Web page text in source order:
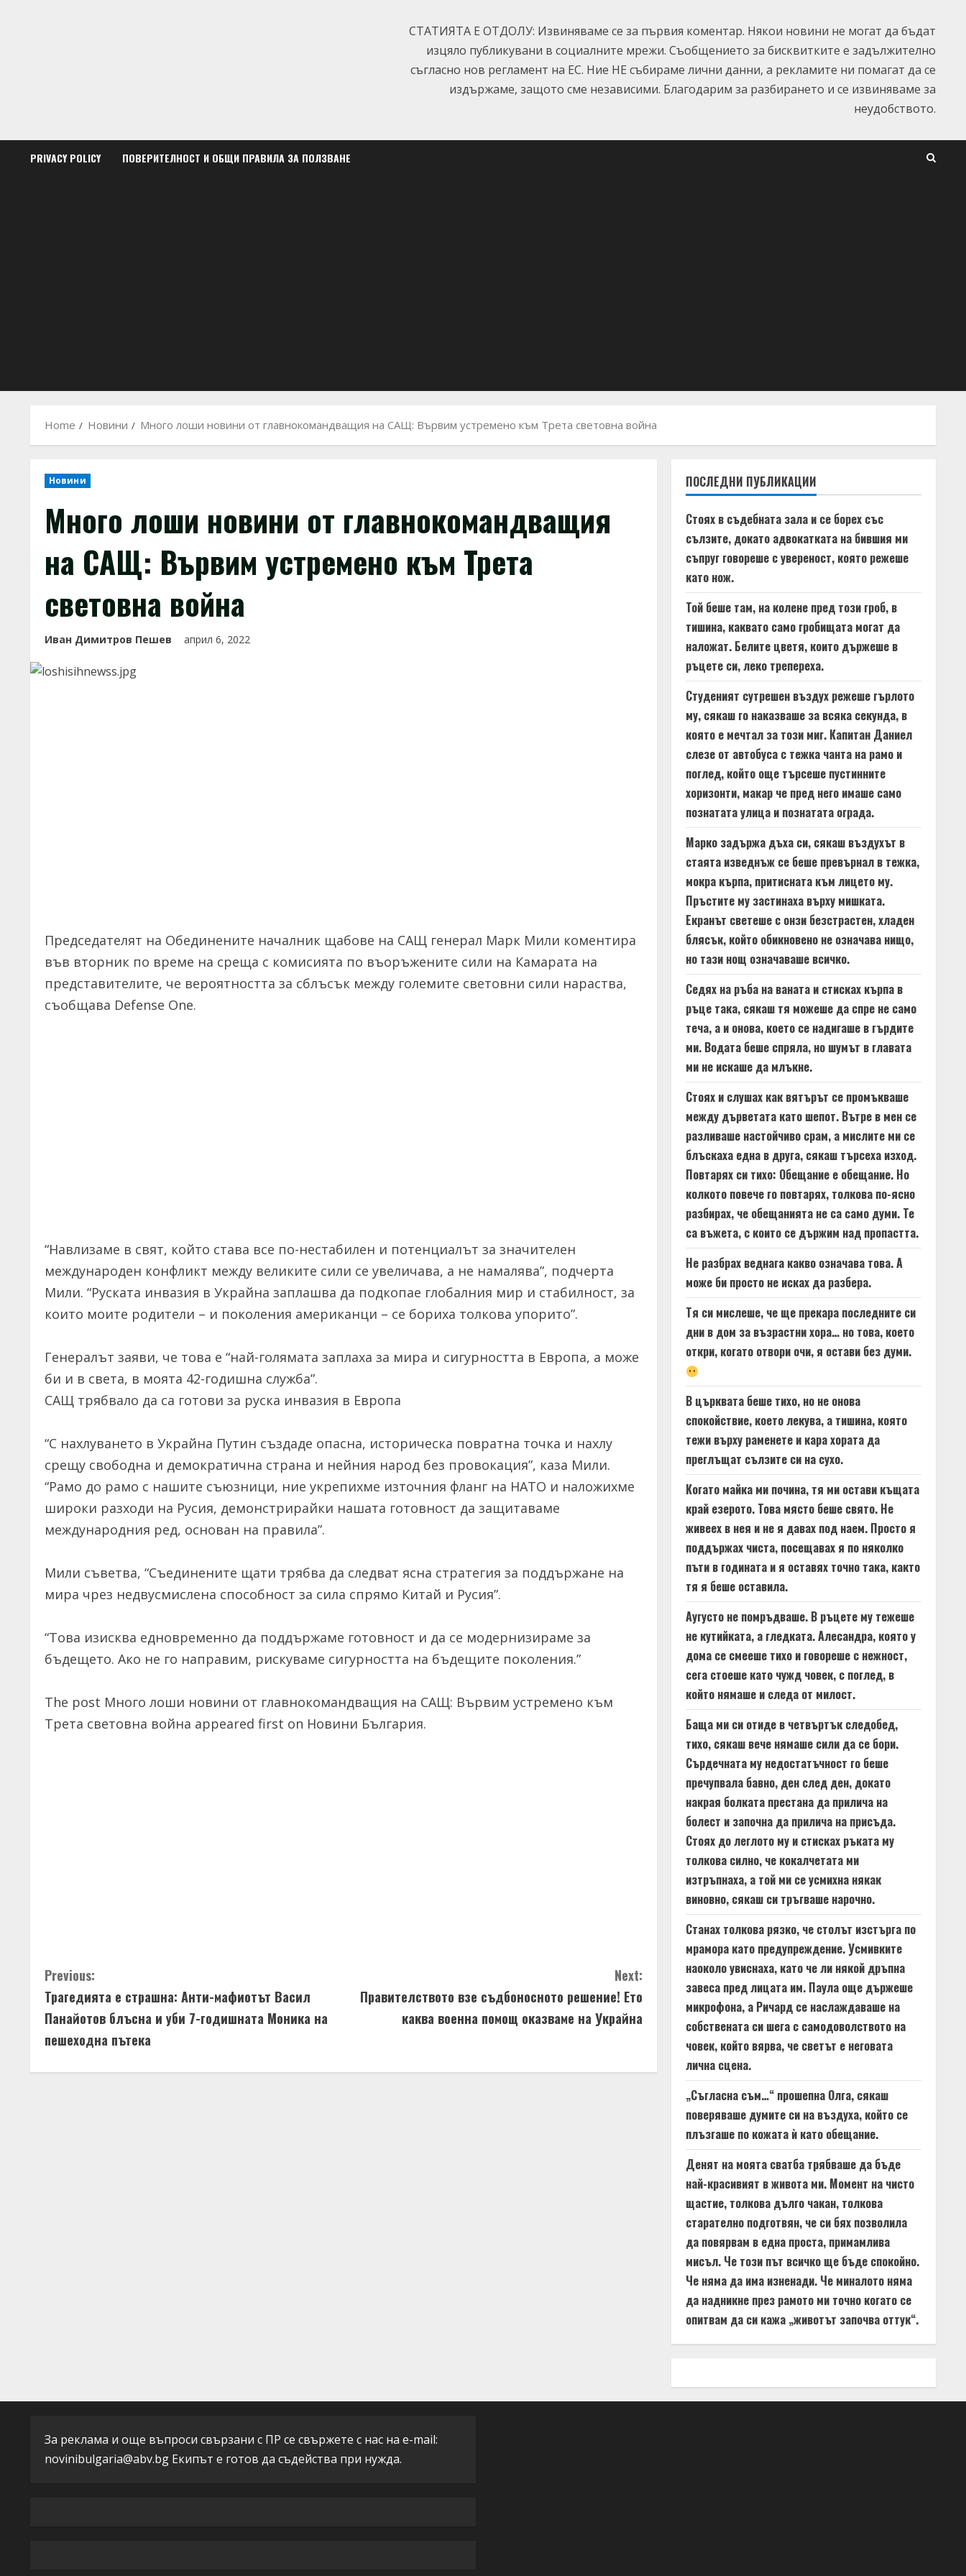
СТАТИЯТА Е ОТДОЛУ: Извиняваме се за първия коментар. Някои новини не могат да бъдат
изцяло публикувани в социалните мрежи. Съобщението за бисквитките е задължително
съгласно нов регламент на ЕС. Ние НЕ събираме лични данни, а рекламите ни помагат да се
издържаме, защото сме независими. Благодарим за разбирането и се извиняваме за
неудобството.
PRIVACY POLICY ПОВЕРИТЕЛНОСТ И ОБЩИ ПРАВИЛА ЗА ПОЛЗВАНЕ
Home Новини Много лоши новини от главнокомандващия на САЩ: Вървим устремено към Трета световна война
Новини
Много лоши новини от главнокомандващия
на САЩ: Вървим устремено към Трета
световна война
Иван Димитров Пешев април 6, 2022
Председателят на Обединените началник щабове на САЩ генерал Марк Мили коментира
във вторник по време на среща с комисията по въоръжените сили на Камарата на
представителите, че вероятността за сблъсък между големите световни сили нараства,
съобщава Defense One.
“Навлизаме в свят, който става все по-нестабилен и потенциалът за значителен
международен конфликт между великите сили се увеличава, а не намалява”, подчерта
Мили. “Руската инвазия в Украйна заплашва да подкопае глобалния мир и стабилност, за
които моите родители – и поколения американци – се бориха толкова упорито”.
Генералът заяви, че това е “най-голямата заплаха за мира и сигурността в Европа, а може
би и в света, в моята 42-годишна служба”.
САЩ трябвало да са готови за руска инвазия в Европа
“С нахлуването в Украйна Путин създаде опасна, историческа повратна точка и нахлу
срещу свободна и демократична страна и нейния народ без провокация”, каза Мили.
“Рамо до рамо с нашите съюзници, ние укрепихме източния фланг на НАТО и наложихме
широки разходи на Русия, демонстрирайки нашата готовност да защитаваме
международния ред, основан на правила”.
Мили съветва, “Съединените щати трябва да следват ясна стратегия за поддържане на
мира чрез недвусмислена способност за сила спрямо Китай и Русия”.
“Това изисква едновременно да поддържаме готовност и да се модернизираме за
бъдещето. Ако не го направим, рискуваме сигурността на бъдещите поколения.”
The post Много лоши новини от главнокомандващия на САЩ: Вървим устремено към
Трета световна война appeared first on Новини България.
C
o
n
t
g
Previous:
Трагедията е страшна: Анти-мафиотът Васил
Панайотов блъсна и уби 7-годишната Моника на
пешеходна пътека
Next:
Правителството взе съдбоносното решение! Ето
каква военна помощ оказваме на Украйна
ПОСЛЕДНИ ПУБЛИКАЦИИ
Стоях в съдебната зала и се борех със
сълзите, докато адвокатката на бившия ми
съпруг говореше с увереност, която режеше
като нож.
Той беше там, на колене пред този гроб, в
тишина, каквато само гробищата могат да
наложат. Белите цветя, които държеше в
ръцете си, леко трепереха.
Студеният сутрешен въздух режеше гърлото
му, сякаш го наказваше за всяка секунда, в
която е мечтал за този миг. Капитан Даниел
слезе от автобуса с тежка чанта на рамо и
поглед, който още търсеше пустинните
хоризонти, макар че пред него имаше само
познатата улица и познатата ограда.
Марко задържа дъха си, сякаш въздухът в
стаята изведнъж се беше превърнал в тежка,
мокра кърпа, притисната към лицето му.
Пръстите му застинаха върху мишката.
Екранът светеше с онзи безстрастен, хладен
блясък, който обикновено не означава нищо,
но тази нощ означаваше всичко.
Седях на ръба на ваната и стисках кърпа в
ръце така, сякаш тя можеше да спре не само
теча, а и онова, което се надигаше в гърдите
ми. Водата беше спряла, но шумът в главата
ми не искаше да млъкне.
Стоях и слушах как вятърът се промъкваше
между дърветата като шепот. Вътре в мен се
разливаше настойчиво срам, а мислите ми се
блъскаха една в друга, сякаш търсеха изход.
Повтарях си тихо: Обещание е обещание. Но
колкото повече го повтарях, толкова по-ясно
разбирах, че обещанията не са само думи. Те
са въжета, с които се държим над пропастта.
Не разбрах веднага какво означава това. А
може би просто не исках да разбера.
Тя си мислеше, че ще прекара последните си
дни в дом за възрастни хора… но това, което
откри, когато отвори очи, я остави без думи.
В църквата беше тихо, но не онова
спокойствие, което лекува, а тишина, която
тежи върху раменете и кара хората да
преглъщат сълзите си на сухо.
Когато майка ми почина, тя ми остави къщата
край езерото. Това място беше свято. Не
живеех в нея и не я давах под наем. Просто я
поддържах чиста, посещавах я по няколко
пъти в годината и я оставях точно така, както
тя я беше оставила.
Аугусто не помръдваше. В ръцете му тежеше
не кутийката, а гледката. Алесандра, която у
дома се смееше тихо и говореше с нежност,
сега стоеше като чужд човек, с поглед, в
който нямаше и следа от милост.
Баща ми си отиде в четвъртък следобед,
тихо, сякаш вече нямаше сили да се бори.
Сърдечната му недостатъчност го беше
пречупвала бавно, ден след ден, докато
накрая болката престана да прилича на
болест и започна да прилича на присъда.
Стоях до леглото му и стисках ръката му
толкова силно, че кокалчетата ми
изтръпнаха, а той ми се усмихна някак
виновно, сякаш си тръгваше нарочно.
Станах толкова рязко, че столът изстърга по
мрамора като предупреждение. Усмивките
наоколо увиснаха, като че ли някой дръпна
завеса пред лицата им. Паула още държеше
микрофона, а Ричард се наслаждаваше на
собствената си шега с самодоволството на
човек, който вярва, че светът е неговата
лична сцена.
„Съгласна съм…“ прошепна Олга, сякаш
поверяваше думите си на въздуха, който се
плъзгаше по кожата ѝ като обещание.
Денят на моята сватба трябваше да бъде
най-красивият в живота ми. Момент на чисто
щастие, толкова дълго чакан, толкова
старателно подготвян, че си бях позволила
да повярвам в една проста, примамлива
мисъл. Че този път всичко ще бъде спокойно.
Че няма да има изненади. Че миналото няма
да надникне през рамото ми точно когато се
опитвам да си кажа „животът започва оттук“.
За реклама и още въпроси свързани с ПР се свържете с нас на e-mail:
novinibulgaria@abv.bg Екипът е готов да съдейства при нужда.